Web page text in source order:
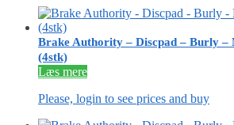
Brake Authority – Discpad – Burly –
(4stk)
Læs mere
Please, login to see prices and buy